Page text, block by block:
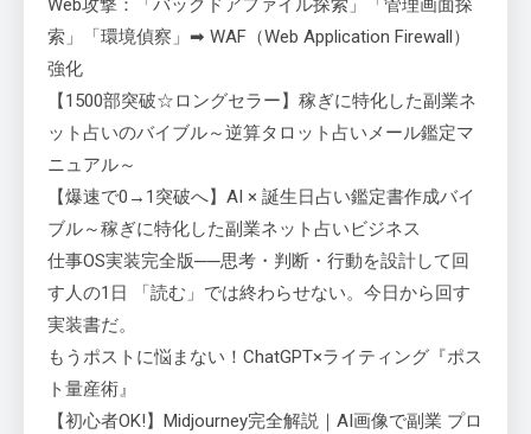
Web攻撃：「バックドアファイル探索」「管理画面探
索」「環境偵察」➡ WAF（Web Application Firewall）
強化
【1500部突破☆ロングセラー】稼ぎに特化した副業ネ
ット占いのバイブル～逆算タロット占いメール鑑定マ
ニュアル～
【爆速で0→1突破へ】AI × 誕生日占い鑑定書作成バイ
ブル～稼ぎに特化した副業ネット占いビジネス
仕事OS実装完全版──思考・判断・行動を設計して回
す人の1日 「読む」では終わらせない。今日から回す
実装書だ。
もうポストに悩まない！ChatGPT×ライティング『ポス
ト量産術』
【初心者OK!】Midjourney完全解説｜AI画像で副業 プロ